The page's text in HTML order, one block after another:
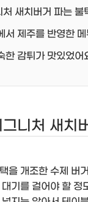
새치버거 파는 불
서 제주를 반영한
한 감튀가 맛있었어
니처 새치
을 개조한 수제 버
기를 걸어야 할 정